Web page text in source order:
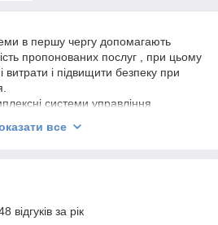
в першу чергу допомагають
пропонованих послуг , при цьому
витрати і підвищити безпеку при
системи управління
, так і на випадкових
автоматичним , який буде парковка
вільних місць або без неї
все
відгуків за рік